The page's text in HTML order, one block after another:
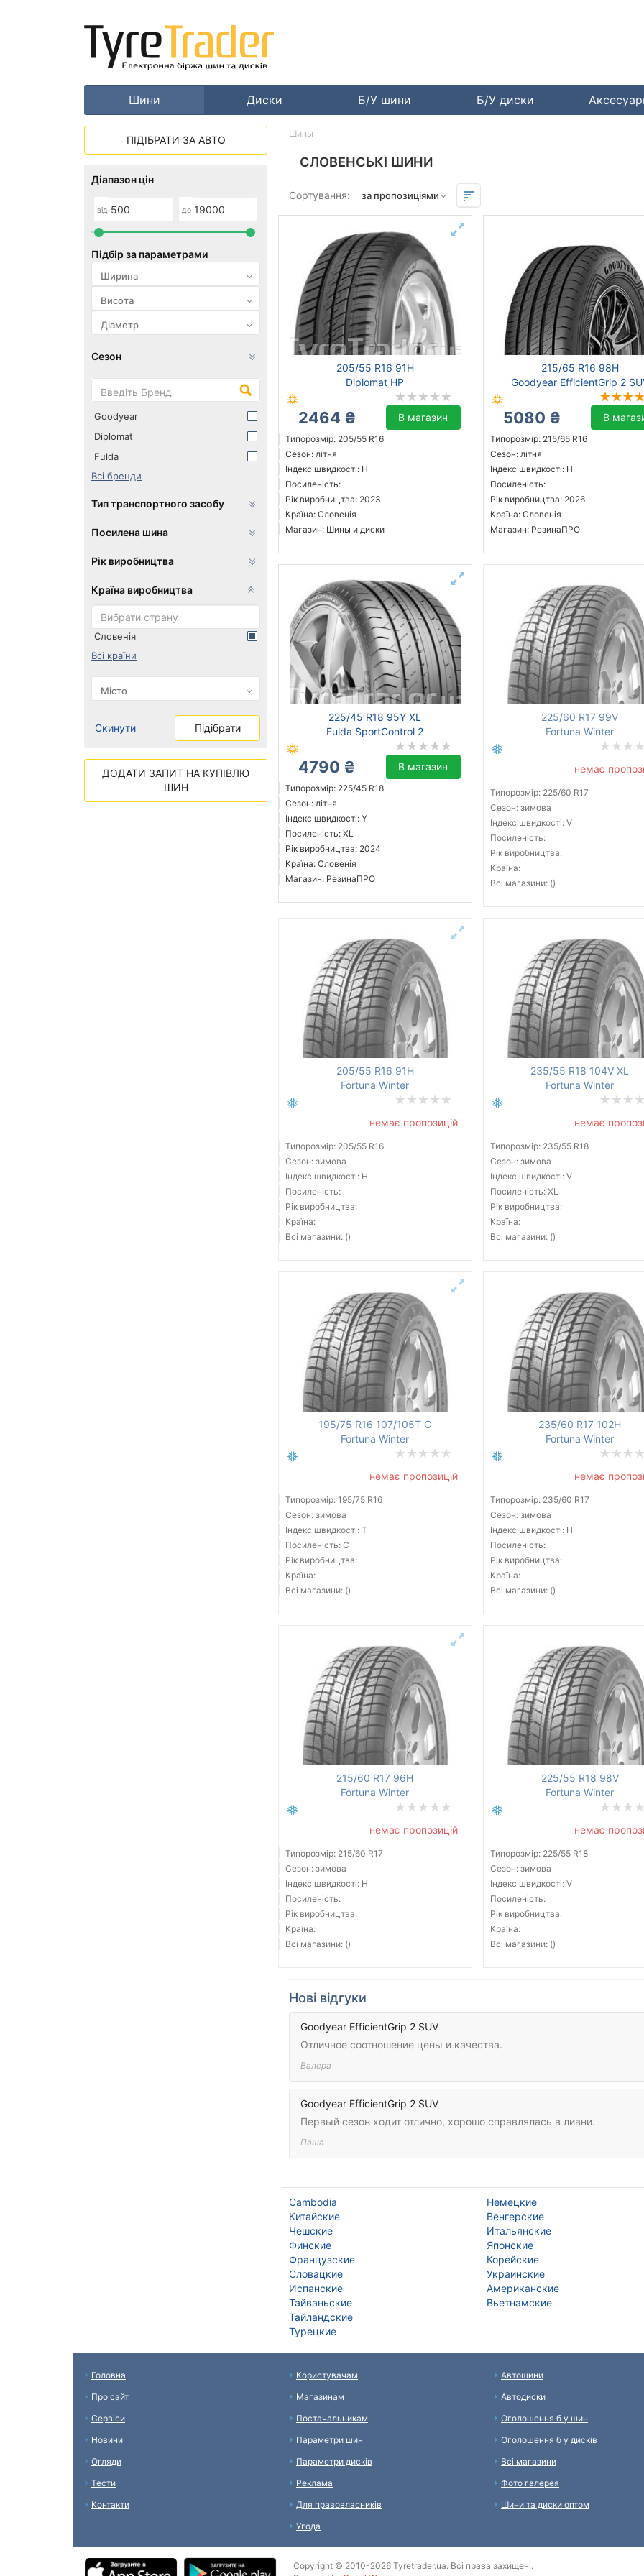
Шини Диски Б/У шини Б/У диски
СЛОВЕНСЬКІ ШИНИ
Сортування:
205/55 R16 91H
Diplomat HP
2464 ₴ В магазин
Типорозмір: 205/55 R16
Сезон: літня
Індекс швидкості: H
Посиленість:
Рік виробництва: 2023
Країна: Словенія
Магазин: Шины и диски
215/65 R16 98H
Goodyear EfficientGrip 2
5080 ₴ В
Типорозмір: 215/65 R16
Сезон: літня
Індекс швидкості: H
Посиленість:
Рік виробництва: 2026
Країна: Словенія
Магазин: РезинаПРО
225/45 R18 95Y XL
Fulda SportControl 2
4790 ₴ В магазин
Типорозмір: 225/45 R18
Сезон: літня
Індекс швидкості: Y
Посиленість: XL
Рік виробництва: 2024
Країна: Словенія
Магазин: РезинаПРО
225/60 R17 99V
Fortuna Winter
немає
Типорозмір: 225/60 R17
Сезон: зимова
Індекс швидкості: V
Посиленість:
Рік виробництва:
Країна:
Всі магазини: ()
205/55 R16 91H
Fortuna Winter
немає пропозицій
Типорозмір: 205/55 R16
Сезон: зимова
Індекс швидкості: H
Посиленість:
Рік виробництва:
Країна:
Всі магазини: ()
235/55 R18 104V XL
Fortuna Winter
немає
Типорозмір: 235/55 R18
Сезон: зимова
Індекс швидкості: V
Посиленість: XL
Рік виробництва:
Країна:
Всі магазини: ()
195/75 R16 107/105T C
Fortuna Winter
немає пропозицій
Типорозмір: 195/75 R16
Сезон: зимова
Індекс швидкості: T
Посиленість: C
Рік виробництва:
Країна:
Всі магазини: ()
235/60 R17 102H
Fortuna Winter
немає
Типорозмір: 235/60 R17
Сезон: зимова
Індекс швидкості: H
Посиленість:
Рік виробництва:
Країна:
Всі магазини: ()
215/60 R17 96H
Fortuna Winter
немає пропозицій
Типорозмір: 215/60 R17
Сезон: зимова
Індекс швидкості: H
Посиленість:
Рік виробництва:
Країна:
Всі магазини: ()
225/55 R18 98V
Fortuna Winter
немає
Типорозмір: 225/55 R18
Сезон: зимова
Індекс швидкості: V
Посиленість:
Рік виробництва:
Країна:
Всі магазини: ()
Нові відгуки
Goodyear EfficientGrip 2 SUV
Отличное соотношение цены и качества.
Валера
Goodyear EfficientGrip 2 SUV
Первый сезон ходит отлично, хорошо справлялась в ливни.
Паша
Cambodia
Китайские
Чешские
Финские
Французские
Немецкие
Венгерские
Итальянские
Японские
Корейские
Словацкие
Испанские
Тайваньские
Тайландские
Турецкие
Украинские
Американские
Вьетнамские
Шины
ПІДІБРАТИ ЗА АВТО
Діапазон цін
від до
Підбір за параметрами
Сезон
Goodyear
Diplomat
Fulda
Всі бренди
Тип транспортного засобу
Посилена шина
Рік виробництва
Країна виробництва
Словенія
Всі країни
Скинути Підібрати
ДОДАТИ ЗАПИТ НА КУПІВЛЮ
ШИН
Головна
Про сайт
Сервіси
Новини
Огляди
Тести
Контакти
Користувачам
Магазинам
Постачальникам
Параметри шин
Параметри дисків
Реклама
Для правовласників
Угода
Автошини
Автодиски
Оголошення б у шин
Оголошення б у дисків
Всі магазини
Фото галерея
Шини та диски оптом
Copyright © 2010-2026 Tyretrader.ua. Всі права захищені.